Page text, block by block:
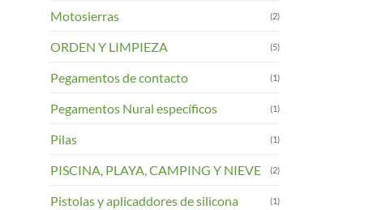
Motosierras (2)
ORDEN Y LIMPIEZA (5)
Pegamentos de contacto (1)
Pegamentos Nural específicos (1)
Pilas (1)
PISCINA, PLAYA, CAMPING Y NIEVE (2)
Pistolas y aplicaddores de silicona (1)